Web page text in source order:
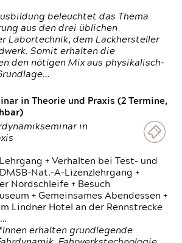
beleuchtet das Thema
aus den drei üblichen
Labortechnik, dem Lackhersteller
Somit erhalten die
den nötigen Mix aus physikalisch-
in Theorie und Praxis (2 Termine,
in
+ Verhalten bei Test- und
Nat.-A-Lizenzlehrgang +
Nordschleife + Besuch
+ Gemeinsames Abendessen +
Lindner Hotel an der Rennstrecke
erhalten grundlegende